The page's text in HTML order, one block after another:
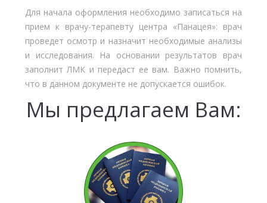
Для начала оформления необходимо записаться на
прием к врачу-терапевту центра «Панацея»: врач
проведет осмотр и назначит необходимые анализы
и исследования. На основании результатов врач
заполнит ЛМК и передаст ее вам. Важно помнить,
что в данном документе не допускается ошибок.
Мы предлагаем Вам: